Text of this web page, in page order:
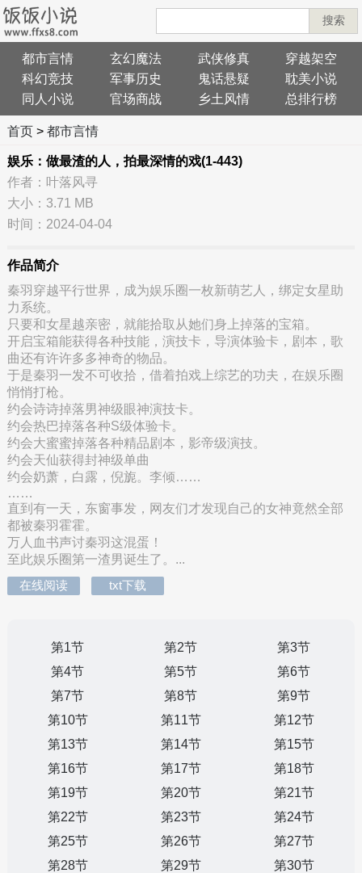
搜索
都市言情 玄幻魔法 武侠修真
穿越架空
科幻竞技
军事历史 鬼话悬疑
耽美小说
同人小说
官场商战 乡土风情 总排行榜
首页> 都市言情
娱乐：做最渣的人，拍最深情的戏(1-443)
作者：叶落风寻
大小：3.71 MB
时间：2024-04-04
作品简介
秦羽穿越平行世界，成为娱乐圈一枚新萌艺人，绑定女星助
力系统。
只要和女星越亲密，就能拾取从她们身上掉落的宝箱。
开启宝箱能获得各种技能，演技卡，导演体验卡，剧本，歌
曲还有许许多多神奇的物品。
于是秦羽一发不可收拾，借着拍戏上综艺的功夫，在娱乐圈
悄悄打枪。
约会诗诗掉落男神级眼神演技卡。
约会热巴掉落各种S级体验卡。
约会大蜜蜜掉落各种精品剧本，影帝级演技。
约会天仙获得封神级单曲
约会奶萧，白露，倪旎。李倾……
……
直到有一天，东窗事发，网友们才发现自己的女神竟然全部
都被秦羽霍霍。
万人血书声讨秦羽这混蛋！
至此娱乐圈第一渣男诞生了。...
在线阅读
txt下载
第1节 第2节
第3节
第4节
第5节
第6节
第7节
第8节
第9节
第10节
第11节
第12节
第13节
第14节
第15节
第16节
第17节
第18节
第19节
第20节
第21节
第22节
第23节
第24节
第25节
第26节
第27节
第28节
第29节
第30节